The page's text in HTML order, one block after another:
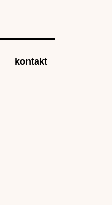
kontakt